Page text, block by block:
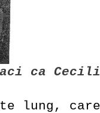
ca
lung, care